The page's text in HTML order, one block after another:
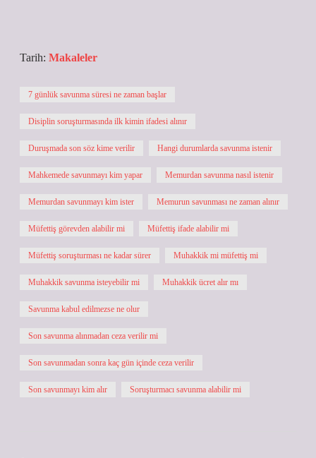
Tarih: Makaleler
7 günlük savunma süresi ne zaman başlar
Disiplin soruşturmasında ilk kimin ifadesi alınır
Duruşmada son söz kime verilir Hangi durumlarda savunma istenir
Mahkemede savunmayı kim yapar Memurdan savunma nasıl istenir
Memurdan savunmayı kim ister Memurun savunması ne zaman alınır
Müfettiş görevden alabilir mi Müfettiş ifade alabilir mi
Müfettiş soruşturması ne kadar sürer Muhakkik mi müfettiş mi
Muhakkik savunma isteyebilir mi Muhakkik ücret alır mı
Savunma kabul edilmezse ne olur
Son savunma alınmadan ceza verilir mi
Son savunmadan sonra kaç gün içinde ceza verilir
Son savunmayı kim alır Soruşturmacı savunma alabilir mi